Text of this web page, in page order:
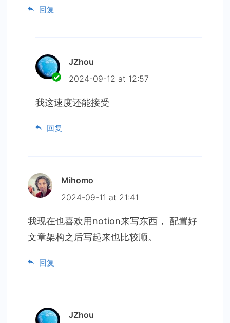
回复
JZhou
2024-09-12 at 12:57
我这速度还能接受
回复
Mihomo
2024-09-11 at 21:41
我现在也喜欢用notion来写东西， 配置好
文章架构之后写起来也比较顺。
回复
JZhou